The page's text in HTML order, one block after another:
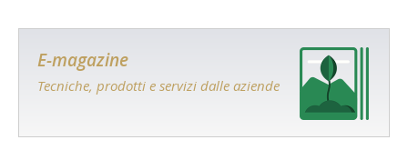
E-magazine
Tecniche, prodotti e servizi dalle aziende